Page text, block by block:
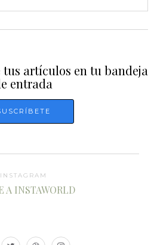
tus artículos en tu bandeja
entrada
INSTAGRAM
A INSTAWORLD